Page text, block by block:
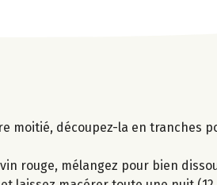
moitié, découpez-la en tranches
rouge, mélangez pour bien